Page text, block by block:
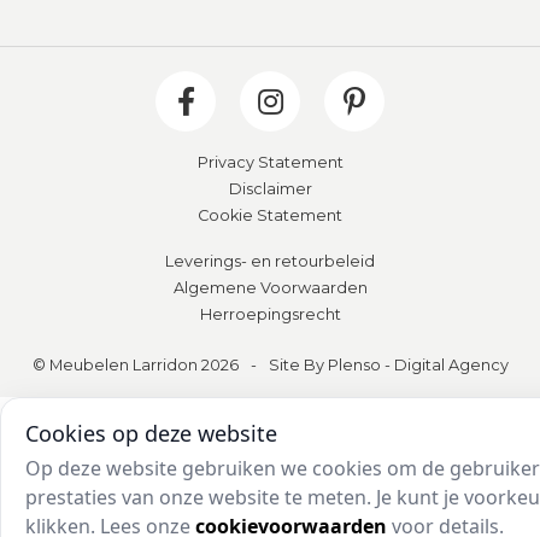
Privacy Statement
Disclaimer
Cookie Statement
Leverings- en retourbeleid
Algemene Voorwaarden
Herroepingsrecht
© Meubelen Larridon 2026 - Site By Plenso - Digital Agency
Cookies op deze website
Op deze website gebruiken we cookies om de
prestaties van onze website te meten. Je kunt je
klikken. Lees onzecookievoorwaarden voor details.